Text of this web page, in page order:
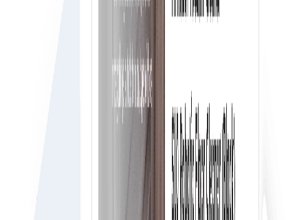
Genehmigungs-Workflow in Echtzeit
Jeder Benutzer kann das, was er braucht, einfach mit
einem Genehmigungs-Workflow in Echtzeit bestellen, um
die Ausgaben Ihres Unternehmens zu kontrollieren.